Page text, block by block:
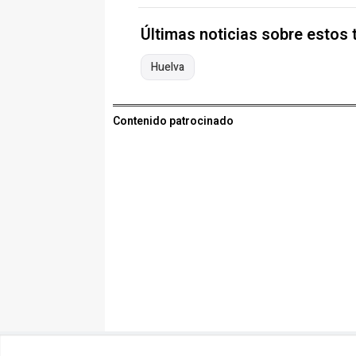
Últimas noticias sobre estos
Huelva
Contenido patrocinado